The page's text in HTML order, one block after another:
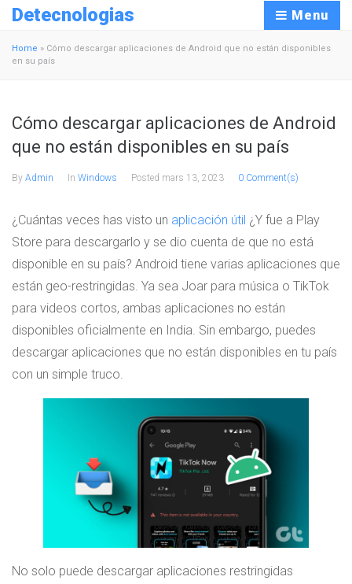
Detecnologias Menu
Home » Cómo descargar aplicaciones de Android que no están disponibles
en su país
Cómo descargar aplicaciones de Android
que no están disponibles en su país
By Admin In Windows Posted mars 13, 2023 0 Comment(s)
¿Cuántas veces has visto un aplicación útil ¿Y fue a Play
Store para descargarlo y se dio cuenta de que no está
disponible en su país? Android tiene varias aplicaciones que
están geo-restringidas. Ya sea Joar para música o TikTok
para videos cortos, ambas aplicaciones no están
disponibles oficialmente en India. Sin embargo, puedes
descargar aplicaciones que no están disponibles en tu país
con un simple truco.
No solo puede descargar aplicaciones restringidas